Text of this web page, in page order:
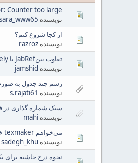
Counter too large
نویسنده sara_www65
از کجا شروع کنم؟
نویسنده razroz
تفاوت بینJabRef با Mendelyاستفاده از کدام بهتر وراحتر در تک لایو
نویسنده jamshid
رسم چند جدول به
نویسنده s.rajati61
سبک شماره گذاری در
نویسنده mahi
می‌خواهم texmaker خروجی فارسی به من بدهد
نویسنده sadegh_khu
نحوه درج حاشیه برای